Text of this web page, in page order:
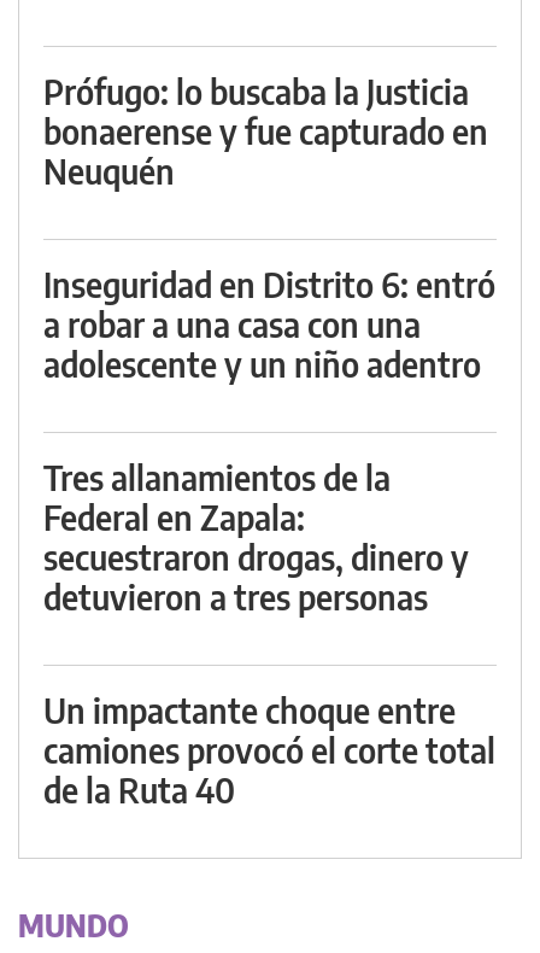
Prófugo: lo buscaba la Justicia
bonaerense y fue capturado en
Neuquén
Inseguridad en Distrito 6: entró
a robar a una casa con una
adolescente y un niño adentro
Tres allanamientos de la
Federal en Zapala:
secuestraron drogas, dinero y
detuvieron a tres personas
Un impactante choque entre
camiones provocó el corte total
de la Ruta 40
MUNDO